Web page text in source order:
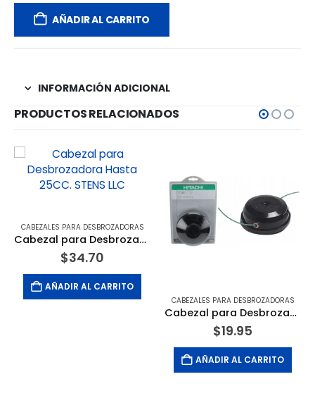
AÑADIR AL CARRITO
INFORMACIÓN ADICIONAL
PRODUCTOS RELACIONADOS
CABEZALES PARA DESBROZADORAS
Cabezal para Desbrozadora Hasta 25CC. STENS LLC
$34.70
AÑADIR AL CARRITO
CABEZALES PARA DESBROZADORAS
Cabezal para Desbrozadora P2 Modelo CG31EBS. HITACHI POWER TOOLS
$19.95
AÑADIR AL CARRITO